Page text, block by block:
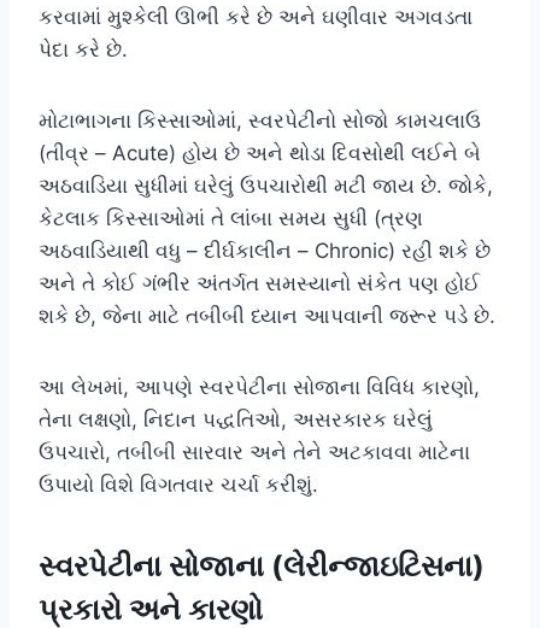
કરવામાં મુશ્કેલી ઊભી કરે છે અને ઘણીવાર અગવડતા
પેદા કરે છે.
મોટાભાગના કિસ્સાઓમાં, સ્વરપેટીનો સોજો કામચલાઉ
(તીવ્ર – Acute) હોય છે અને થોડા દિવસોથી લઈને બે
અઠવાડિયા સુધીમાં ઘરેલું ઉપચારોથી મટી જાય છે. જોકે,
કેટલાક કિસ્સાઓમાં તે લાંબા સમય સુધી (ત્રણ
અઠવાડિયાથી વધુ – દીર્ઘકાલીન – Chronic) રહી શકે છે
અને તે કોઈ ગંભીર અંતર્ગત સમસ્યાનો સંકેત પણ હોઈ
શકે છે, જેના માટે તબીબી ધ્યાન આપવાની જરૂર પડે છે.
આ લેખમાં, આપણે સ્વરપેટીના સોજાના વિવિધ કારણો,
તેના લક્ષણો, નિદાન પદ્ધતિઓ, અસરકારક ઘરેલું
ઉપચારો, તબીબી સારવાર અને તેને અટકાવવા માટેના
ઉપાયો વિશે વિગતવાર ચર્ચા કરીશું.
સ્વરપેટીના સોજાના (લેરીન્જાઇટિસના)
પ્રકારો અને કારણો